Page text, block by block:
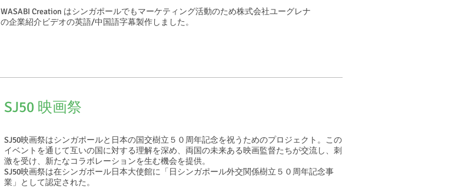
WASABI Creation はシンガポールでもマーケティング活動のため株式会社ユーグレナ
の企業紹介ビデオの英語/中国語字幕製作しました。
SJ50 映画祭
SJ50映画祭はシンガポールと日本の国交樹立５０周年記念を祝うためのプロジェクト。この
イベントを通じて互いの国に対する理解を深め、両国の未来ある映画監督たちが交流し、刺
激を受け、新たなコラボレーションを生む機会を提供。
SJ50映画祭は在シンガポール日本大使館に「日シンガポール外交関係樹立５０周年記念事
業」として認定された。